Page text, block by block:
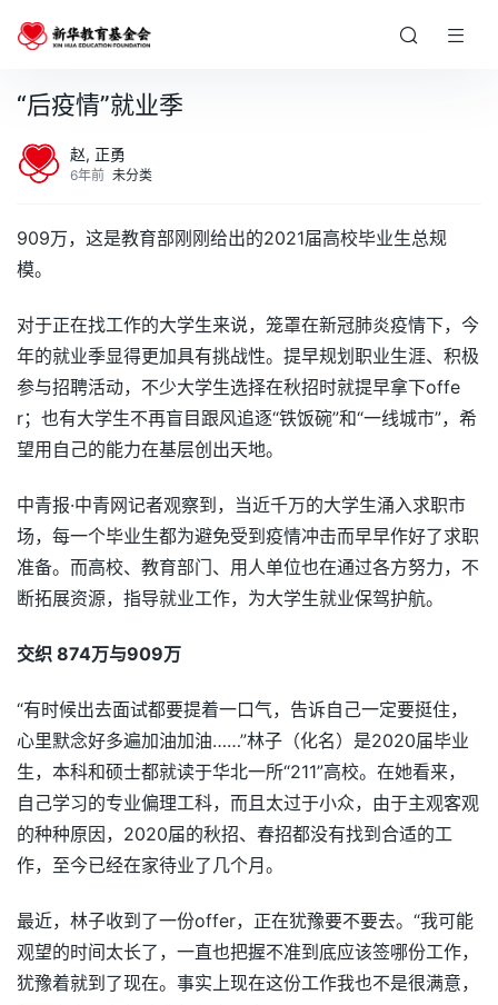
“后疫情”就业季
赵, 正勇
6年前 未分类
909万，这是教育部刚刚给出的2021届高校毕业生总规
模。
对于正在找工作的大学生来说，笼罩在新冠肺炎疫情下，今
年的就业季显得更加具有挑战性。提早规划职业生涯、积极
参与招聘活动，不少大学生选择在秋招时就提早拿下offe
r；也有大学生不再盲目跟风追逐“铁饭碗”和“一线城市”，希
望用自己的能力在基层创出天地。
中青报·中青网记者观察到，当近千万的大学生涌入求职市
场，每一个毕业生都为避免受到疫情冲击而早早作好了求职
准备。而高校、教育部门、用人单位也在通过各方努力，不
断拓展资源，指导就业工作，为大学生就业保驾护航。
交织 874万与909万
“有时候出去面试都要提着一口气，告诉自己一定要挺住，
心里默念好多遍加油加油……”林子（化名）是2020届毕业
生，本科和硕士都就读于华北一所“211”高校。在她看来，
自己学习的专业偏理工科，而且太过于小众，由于主观客观
的种种原因，2020届的秋招、春招都没有找到合适的工
作，至今已经在家待业了几个月。
最近，林子收到了一份offer，正在犹豫要不要去。“我可能
观望的时间太长了，一直也把握不准到底应该签哪份工作，
犹豫着就到了现在。事实上现在这份工作我也不是很满意，